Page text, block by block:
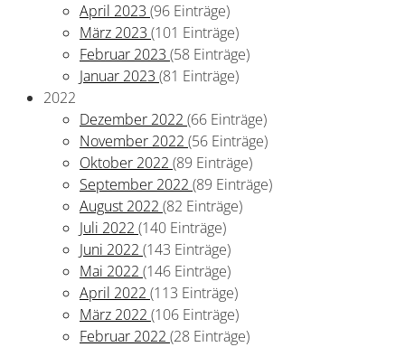
April 2023 (96 Einträge)
März 2023 (101 Einträge)
Februar 2023 (58 Einträge)
Januar 2023 (81 Einträge)
2022
Dezember 2022 (66 Einträge)
November 2022 (56 Einträge)
Oktober 2022 (89 Einträge)
September 2022 (89 Einträge)
August 2022 (82 Einträge)
Juli 2022 (140 Einträge)
Juni 2022 (143 Einträge)
Mai 2022 (146 Einträge)
April 2022 (113 Einträge)
März 2022 (106 Einträge)
Februar 2022 (28 Einträge)